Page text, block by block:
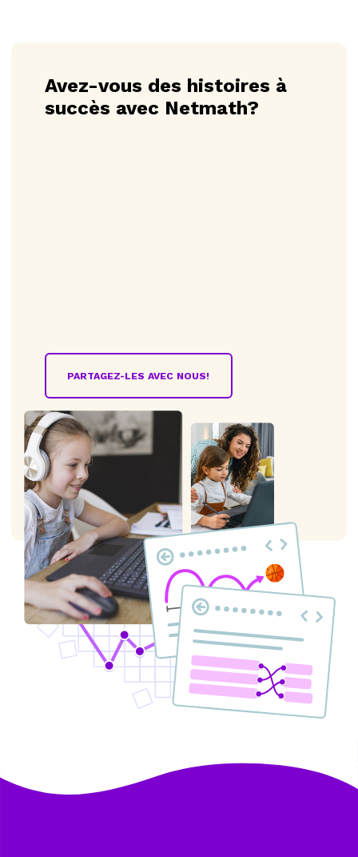
Avez-vous des histoires à
succès avec Netmath?
PARTAGEZ-LES AVEC NOUS!